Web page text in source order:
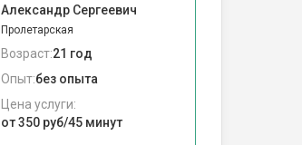
Александр Сергеевич
Пролетарская
Возраст:21 год
Опыт:без опыта
Цена услуги:
от 350 руб/45 минут